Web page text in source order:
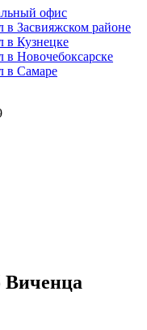
офис
в Засвияжском районе
в Кузнецке
в Новочебоксарске
в Самаре